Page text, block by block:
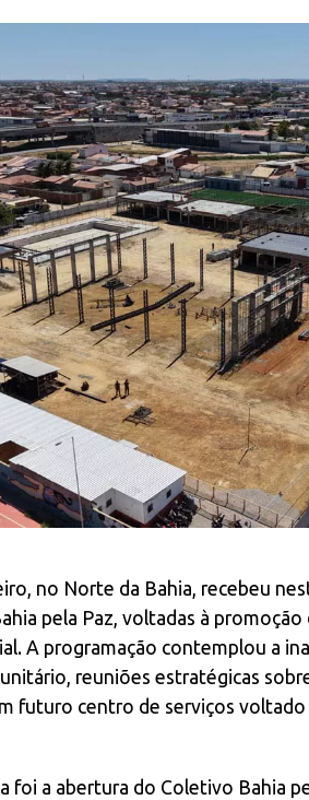
no Norte da Bahia, recebeu
pela Paz, voltadas à promoção
A programação contemplou a
reuniões estratégicas
futuro centro de serviços
foi a abertura do Coletivo Bahia